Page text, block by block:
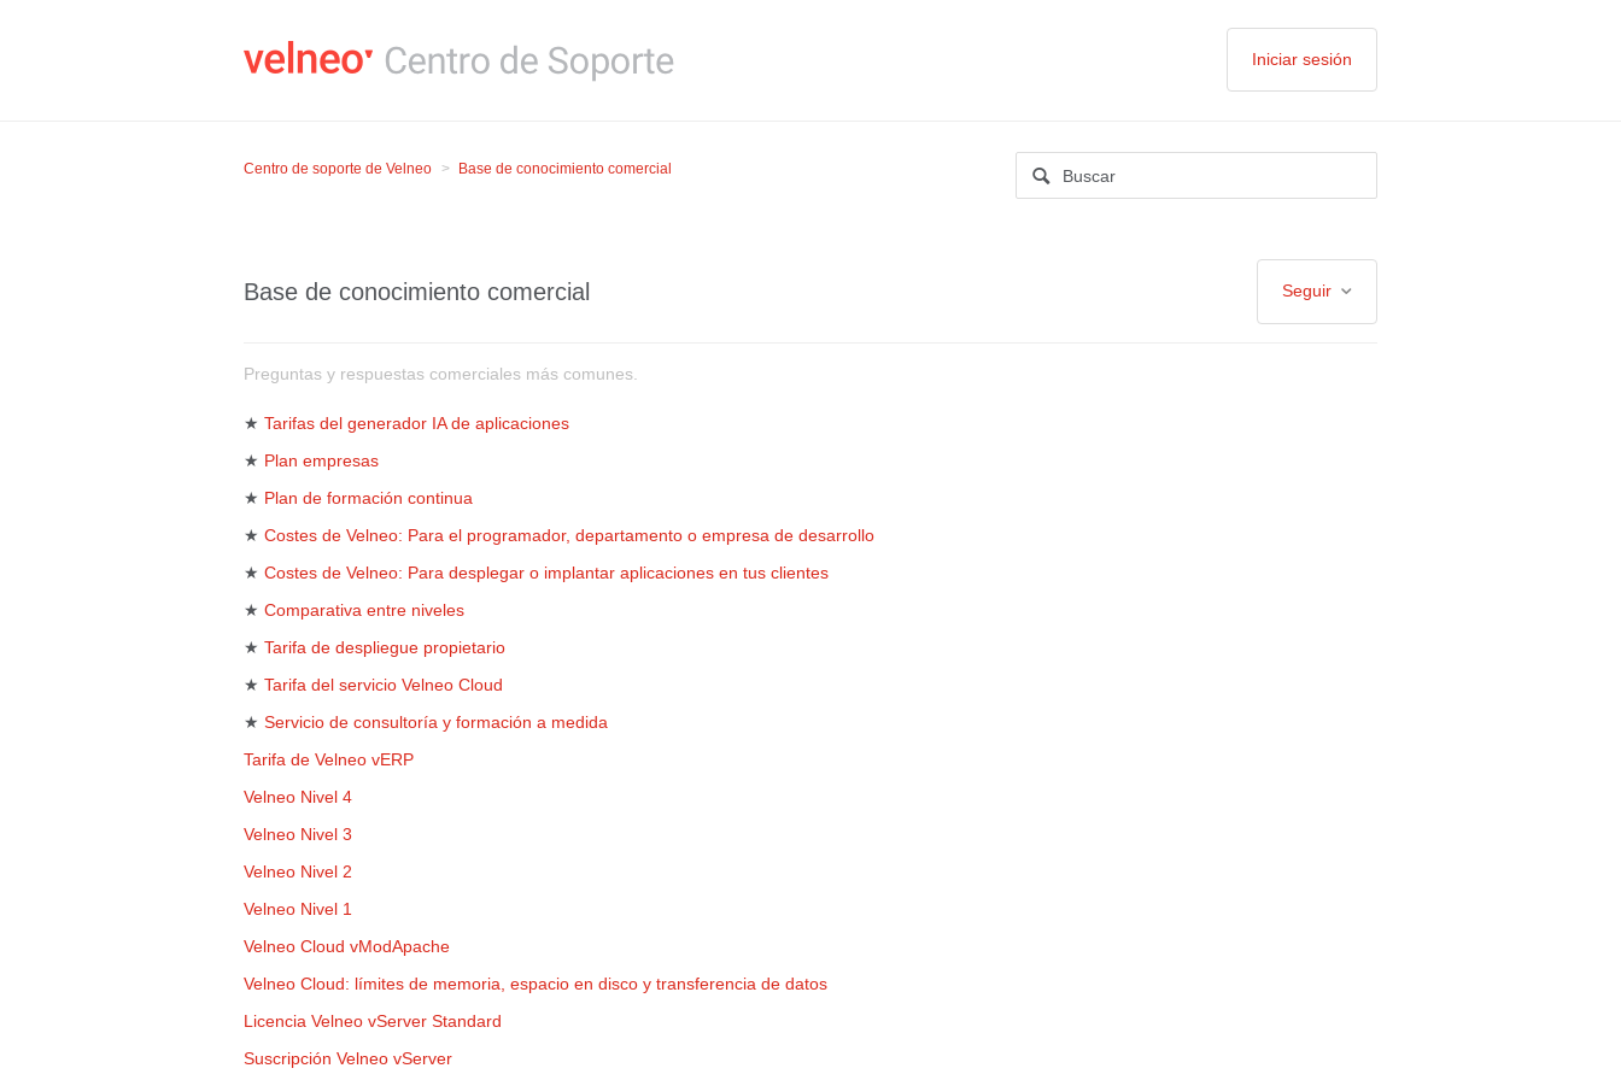
Iniciar sesión
Centro de soporte de Velneo Base de conocimiento comercial
Base de conocimiento comercial Seguir
Preguntas y respuestas comerciales más comunes.
★ Tarifas del generador IA de aplicaciones
★ Plan empresas
★ Plan de formación continua
★ Costes de Velneo: Para el programador, departamento o empresa de desarrollo
★ Costes de Velneo: Para desplegar o implantar aplicaciones en tus clientes
★ Comparativa entre niveles
★ Tarifa de despliegue propietario
★ Tarifa del servicio Velneo Cloud
★ Servicio de consultoría y formación a medida
Tarifa de Velneo vERP
Velneo Nivel 4
Velneo Nivel 3
Velneo Nivel 2
Velneo Nivel 1
Velneo Cloud vModApache
Velneo Cloud: límites de memoria, espacio en disco y transferencia de datos
Licencia Velneo vServer Standard
Suscripción Velneo vServer